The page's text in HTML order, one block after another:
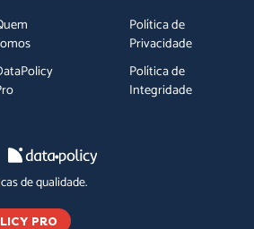
Política de
Privacidade
Política de
Integridade
de qualidade.
PRO